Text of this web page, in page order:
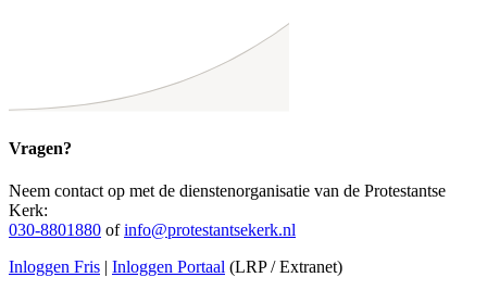
Vragen?
Neem contact op met de dienstenorganisatie van de Protestantse
Kerk:
030-8801880 ofinfo@protestantsekerk.nl
Inloggen Fris | Inloggen Portaal (LRP / Extranet)